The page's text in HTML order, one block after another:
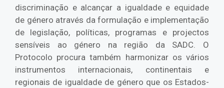
discriminação e alcançar a igualdade e equidade
de género através da formulação e implementação
de legislação, políticas, programas e projectos
sensíveis ao género na região da SADC. O
Protocolo procura também harmonizar os vários
instrumentos internacionais, continentais e
regionais de igualdade de género que os Estados-